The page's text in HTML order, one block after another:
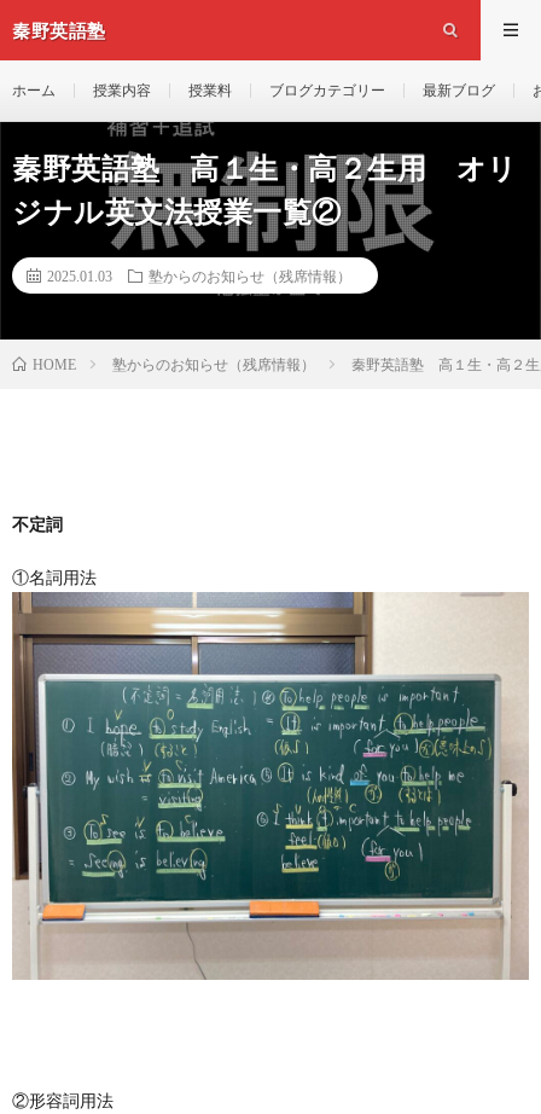
秦野英語塾
ホーム 授業内容 授業料 ブログカテゴリー 最新ブログ
秦野英語塾 高１生・高２生用 オリ
ジナル英文法授業一覧②
2025.01.03 塾からのお知らせ（残席情報）
HOME 塾からのお知らせ（残席情報） 秦野英語塾 高１生・高２
不定詞
①名詞用法
②形容詞用法